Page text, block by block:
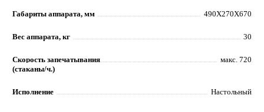
Габариты аппарата, мм 490X270X670
Вес аппарата, кг 30
Скорость запечатывания
(стаканы/ч.)
макс. 720
Исполнение Настольный